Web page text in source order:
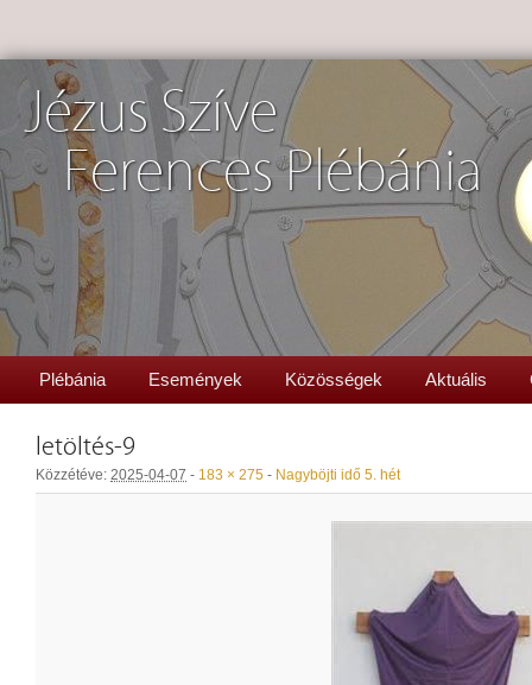
Jézus Szíve
Ferences Plébánia
Plébánia Események Közösségek Aktuális
letöltés-9
Közzétéve: 2025-04-07 - 183 × 275 - Nagyböjti idő 5. hét